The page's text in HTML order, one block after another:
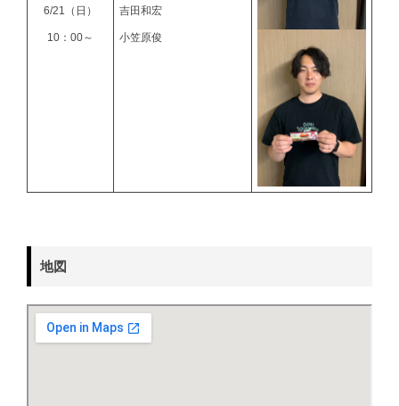
6/21（日）
10：00～
吉田和宏
小笠原俊
地図